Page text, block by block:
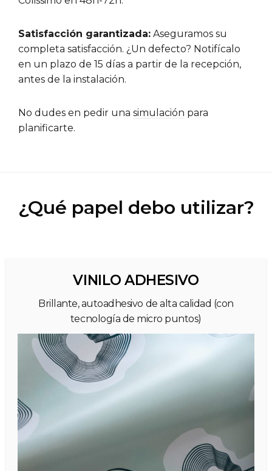
Satisfacción garantizada: Aseguramos su
completa satisfacción. ¿Un defecto? Notifícalo
en un plazo de 15 días a partir de la recepción,
antes de la instalación.
No dudes en pedir una simulación para
planificarte.
¿Qué papel debo utilizar?
VINILO ADHESIVO
Brillante, autoadhesivo de alta calidad (con
tecnología de micro puntos)